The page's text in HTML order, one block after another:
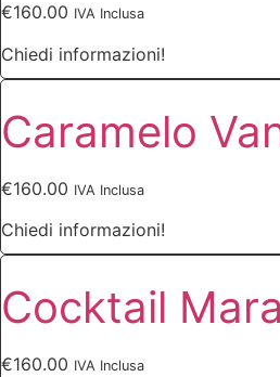
€160.00 IVA Inclusa
Chiedi informazioni!
Caramelo
€160.00 IVA Inclusa
Chiedi informazioni!
Cocktail
€160.00 IVA Inclusa